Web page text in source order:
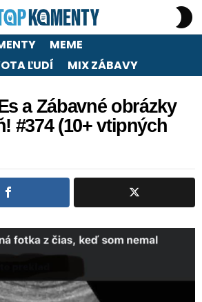
MEME
ĽUDÍ
MIX ZÁBAVY
a Zábavné obrázky
#374 (10+ vtipných